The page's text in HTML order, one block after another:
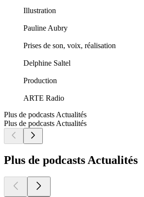
Illustration
Pauline Aubry
Prises de son, voix, réalisation
Delphine Saltel
Production
ARTE Radio
Plus de podcasts Actualités
Plus de podcasts Actualités
Plus de podcasts Actualités